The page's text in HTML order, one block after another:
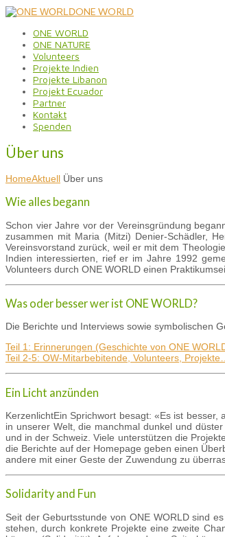
ONE WORLD
ONE WORLD
ONE NATURE
Volunteers
Projekte Indien
Projekte Libanon
Projekt Ecuador
Partner
Kontakt
Spenden
Über uns
HomeAktuell Über uns
Wie alles begann
Schon vier Jahre vor der Vereinsgründung
zusammen mit Maria (Mitzi) Denier-Schädler,
Vereinsvorstand zurück, weil er mit dem
Indien interessierten, rief er im Jahre 1992
Volunteers durch ONE WORLD einen
Was oder besser wer ist ONE WORLD?
Die Berichte und Interviews sowie symbolischen
Teil 1: Erinnerungen (Geschichte von ONE
Teil 2-5: OW-Mitarbebitende, Volunteers,
Ein Licht anzünden
KerzenlichtEin Sprichwort besagt: «Es ist
in unserer Welt, die manchmal dunkel und
und in der Schweiz. Viele unterstützen die
die Berichte auf der Homepage geben einen
andere mit einer Geste der Zuwendung zu
Solidarity and Fun
Seit der Geburtsstunde von ONE WORLD sind
stehen, durch konkrete Projekte eine zweite